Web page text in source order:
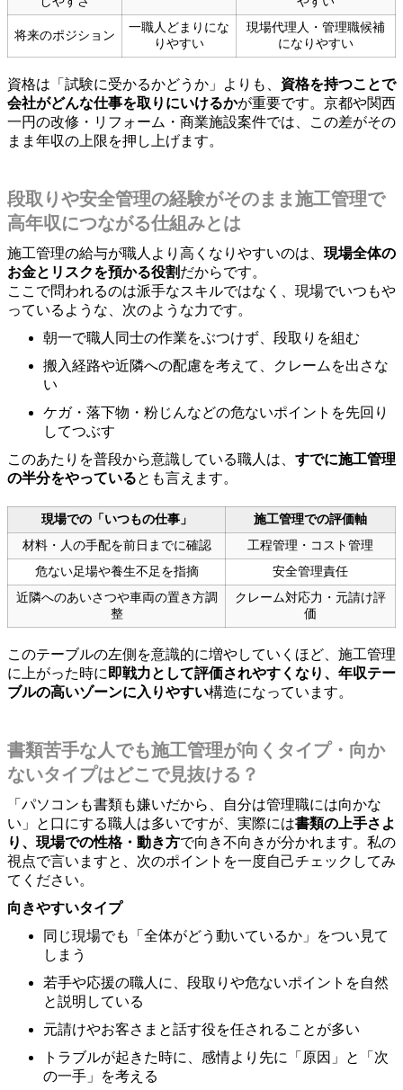
将来のポジション
一職人どまりにな
りやすい
現場代理人・管理職候補
になりやすい
資格は「試験に受かるかどうか」よりも、 資格を持つことで
会社がどんな仕事を取りにいけるかが重要です。京都や関西
一円の改修・リフォーム・商業施設案件では、この差がその
まま年収の上限を押し上げます。
段取りや安全管理の経験がそのまま施工管理で
高年収につながる仕組みとは
施工管理の給与が職人より高くなりやすいのは、 現場全体の
お金とリスクを預かる役割だからです。
ここで問われるのは派手なスキルではなく、現場でいつもや
っているような、次のような力です。
朝一で職人同士の作業をぶつけず、段取りを組む
搬入経路や近隣への配慮を考えて、クレームを出さな
い
ケガ・落下物・粉じんなどの危ないポイントを先回り
してつぶす
このあたりを普段から意識している職人は、 すでに施工管理
の半分をやっているとも言えます。
現場での「いつもの仕事」
施工管理での評価軸
材料・人の手配を前日までに確認
工程管理・コスト管理
危ない足場や養生不足を指摘
安全管理責任
近隣へのあいさつや車両の置き方調
整
クレーム対応力・元請け評
価
このテーブルの左側を意識的に増やしていくほど、施工管理
に上がった時に 即戦力として評価されやすくなり、年収テー
ブルの高いゾーンに入りやすい構造になっています。
書類苦手な人でも施工管理が向くタイプ・向か
ないタイプはどこで見抜ける？
「パソコンも書類も嫌いだから、自分は管理職には向かな
い」と口にする職人は多いですが、実際には書類の上手さよ
り、現場での性格・動き方で向き不向きが分かれます。私の
視点で言いますと、次のポイントを一度自己チェックしてみ
てください。
向きやすいタイプ
同じ現場でも「全体がどう動いているか」をつい見て
しまう
若手や応援の職人に、段取りや危ないポイントを自然
と説明している
元請けやお客さまと話す役を任されることが多い
トラブルが起きた時に、感情より先に「原因」と「次
の一手」を考える